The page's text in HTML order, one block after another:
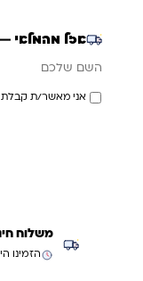
אזל מהמלאי
אני מאשר/ת קבלת
משלוח חינם
הזמינו